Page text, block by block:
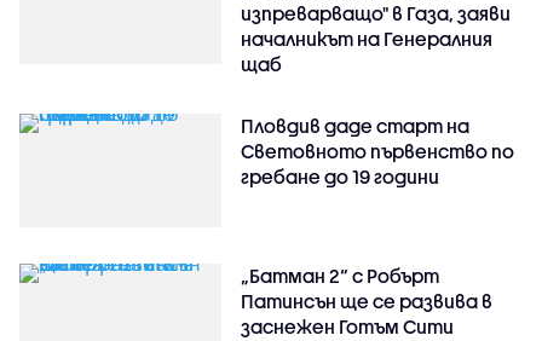
изпреварващо" в Газа, заяви
началникът на Генералния
щаб
Пловдив даде старт на
Световното първенство по
гребане до 19 години
„Батман 2“ с Робърт
Патинсън ще се развива в
заснежен Готъм Сити